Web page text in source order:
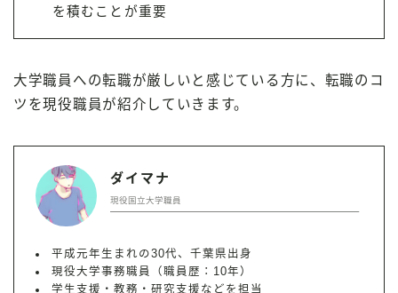
を積むことが重要
大学職員への転職が厳しいと感じている方に、転職のコ
ツを現役職員が紹介していきます。
ダイマナ
現役国立大学職員
平成元年生まれの30代、千葉県出身
現役大学事務職員（職員歴：10年）
学生支援・教務・研究支援などを担当